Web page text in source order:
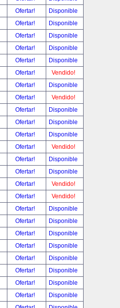
Ofertar!
Disponible
Ofertar!
Disponible
Ofertar!
Disponible
Ofertar!
Disponible
Ofertar!
Disponible
Ofertar!
Vendido!
Ofertar!
Disponible
Ofertar!
Vendido!
Ofertar!
Disponible
Ofertar!
Disponible
Ofertar!
Disponible
Ofertar!
Vendido!
Ofertar!
Disponible
Ofertar!
Disponible
Ofertar!
Vendido!
Ofertar!
Vendido!
Ofertar!
Disponible
Ofertar!
Disponible
Ofertar!
Disponible
Ofertar!
Disponible
Ofertar!
Disponible
Ofertar!
Disponible
Ofertar!
Disponible
Ofertar!
Disponible